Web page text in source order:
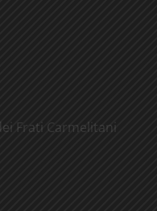
Frati Carmelitani